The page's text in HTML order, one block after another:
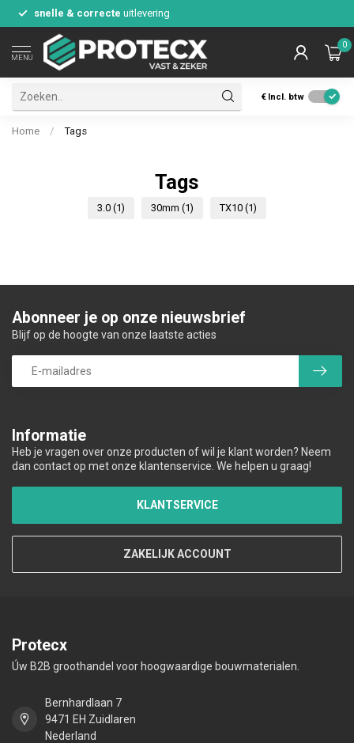
snelle & correcte uitlevering
MENU
0
€ Incl. btw
Home / Tags
Tags
3.0 (1) 30mm (1) TX10 (1)
Informatie
Heb je vragen over onze producten of wil je klant worden? Neem
dan contact op met onze klantenservice. We helpen u graag!
KLANTSERVICE
ZAKELIJK ACCOUNT
Abonneer je op onze nieuwsbrief
Blijf op de hoogte van onze laatste acties
Protecx
Úw B2B groothandel voor hoogwaardige bouwmaterialen.
Bernhardlaan 7
9471 EH Zuidlaren
Nederland